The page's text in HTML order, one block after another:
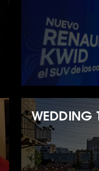
WEDDING